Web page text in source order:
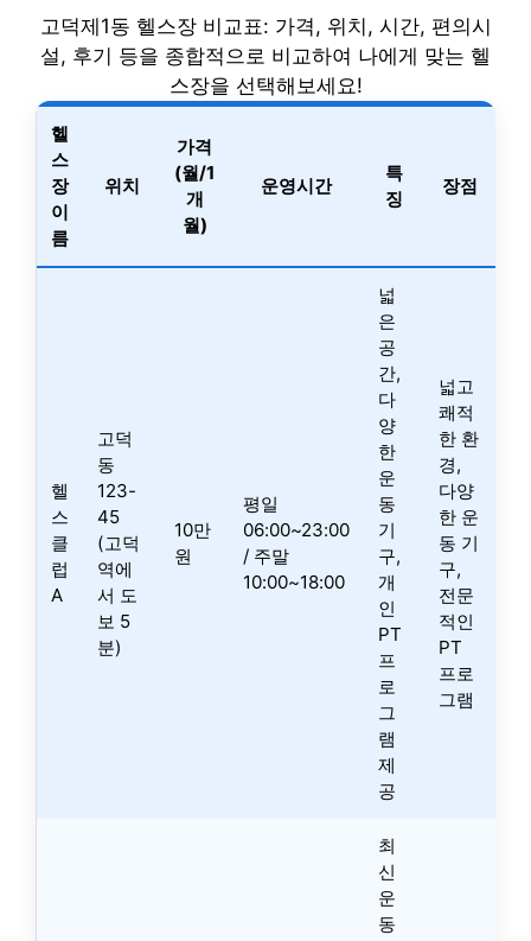
고덕제1동 헬스장 비교표: 가격, 위치, 시간, 편의시
설, 후기 등을 종합적으로 비교하여 나에게 맞는 헬
스장을 선택해보세요!
헬
스
장
이
름
위치
가격
(월/1
개
월)
운영시간
특
징
장점
헬
스
클
럽
A
고덕
동
123-
45
(고덕
역에
서 도
보 5
분)
10만
원
평일
06:00~23:00
/ 주말
10:00~18:00
넓
은
공
간,
다
양
한
운
동
기
구,
개
인
PT
프
로
그
램
제
공
넓고
쾌적
한 환
경,
다양
한 운
동 기
구,
전문
적인
PT
프로
그램
최
신
운
동